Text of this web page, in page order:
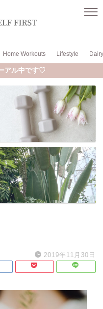
Home Workouts Lifestyle Dairy
アル中です♡
2019年11月30日